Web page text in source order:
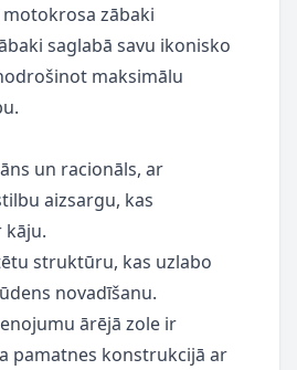
motokrosa zābaki
saglabā savu ikonisko
maksimālu
un racionāls, ar
aizsargu, kas
kāju.
struktūru, kas uzlabo
novadīšanu.
ārējā zole ir
pamatnes konstrukcijā ar